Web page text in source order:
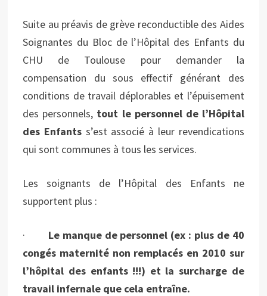
Suite au préavis de grève reconductible des Aides
Soignantes du Bloc de l’Hôpital des Enfants du
CHU de Toulouse pour demander la
compensation du sous effectif générant des
conditions de travail déplorables et l’épuisement
des personnels, tout le personnel de l’Hôpital
des Enfants s’est associé à leur revendications
qui sont communes à tous les services.
Les soignants de l’Hôpital des Enfants ne
supportent plus :
· Le manque de personnel (ex : plus de 40
congés maternité non remplacés en 2010 sur
l’hôpital des enfants !!!) et la surcharge de
travail infernale que cela entraîne.